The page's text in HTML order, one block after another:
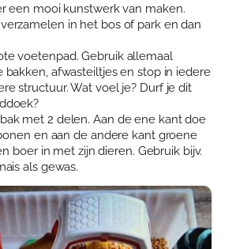
een mooi kunstwerk van maken.
in het bos of park en dan
voetenpad. Gebruik allemaal
bakken, afwasteiltjes en stop in iedere
structuur. Wat voel je? Durf je dit
met 2 delen. Aan de ene kant doe
en aan de andere kant groene
boer in met zijn dieren. Gebruik bijv.
als gewas.